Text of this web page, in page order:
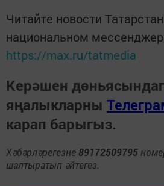
Читайте новости
национальном
https://max.ru/tatmedia
Керәшен
яңалыкларны
карап барыгыз.
Хәбәрләрегезне 89172509795
шалтыратып әйтегез.